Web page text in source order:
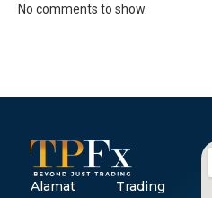
No comments to show.
Alamat
Trading